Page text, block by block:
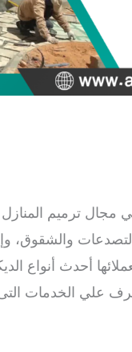
ترميم
والشقوق،
أحدث أنواع
علي الخدمات